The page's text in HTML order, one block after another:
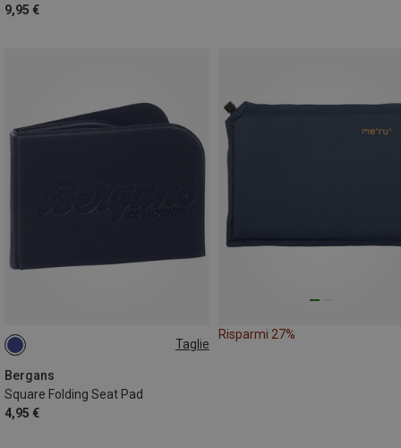
9,95 €
Taglie
Bergans
Square Folding Seat Pad
4,95 €
ONE SIZE
Risparmi 27%